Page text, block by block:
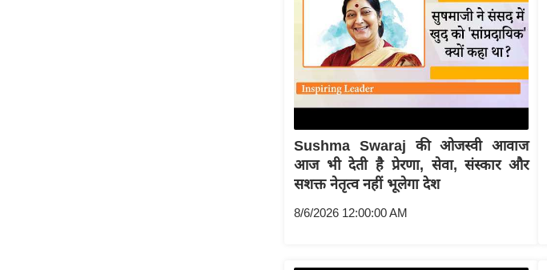
Sushma Swaraj की ओजस्वी आवाज
आज भी देती है प्रेरणा, सेवा, संस्कार और
सशक्त नेतृत्व नहीं भूलेगा देश
8/6/2026 12:00:00 AM